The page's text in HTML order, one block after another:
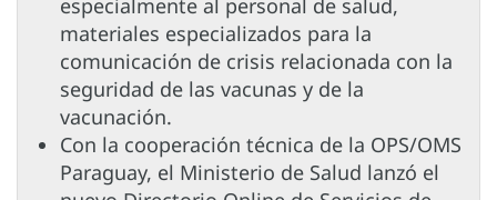
especialmente al personal de salud,
materiales especializados para la
comunicación de crisis relacionada con la
seguridad de las vacunas y de la
vacunación.
Con la cooperación técnica de la OPS/OMS
Paraguay, el Ministerio de Salud lanzó el